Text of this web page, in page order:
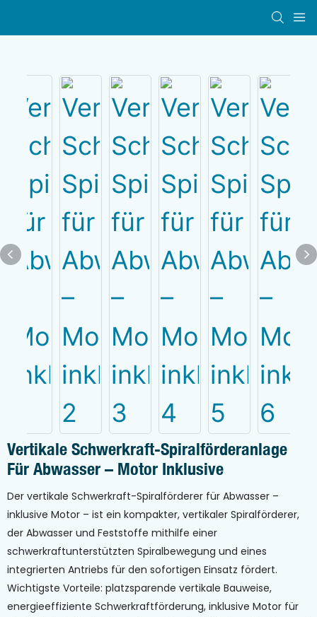
Vertikale Schwerkraft-Spiralförderanlage
Für Abwasser – Motor Inklusive
Der vertikale Schwerkraft-Spiralförderer für Abwasser –
inklusive Motor – ist ein kompakter, vertikaler Spiralförderer,
der Abwasser und Feststoffe mithilfe einer
schwerkraftunterstützten Spiralbewegung und eines
integrierten Antriebs für den sofortigen Einsatz fördert.
Wichtigste Vorteile: platzsparende vertikale Bauweise,
energieeffiziente Schwerkraftförderung, inklusive Motor für